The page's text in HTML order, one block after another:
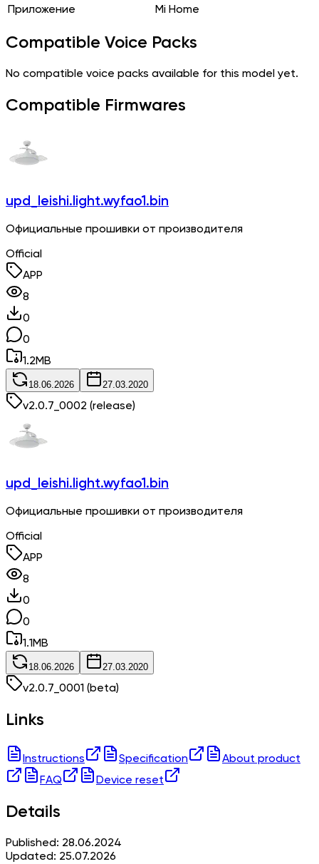
Приложение Mi Home
Compatible Voice Packs
No compatible voice packs available for this model yet.
Compatible Firmwares
upd_leishi.light.wyfao1.bin
Официальные прошивки от производителя
Official
APP
8
0
0
1.2MB
18.06.2026 27.03.2020
v2.0.7_0002 (release)
upd_leishi.light.wyfao1.bin
Официальные прошивки от производителя
Official
APP
8
0
0
1.1 MB
18.06.2026 27.03.2020
v2.0.7_0001 (beta)
Links
Instructions Specification
About product
FAQ
Device reset
Details
Published: 28.06.2024
Updated: 25.07.2026